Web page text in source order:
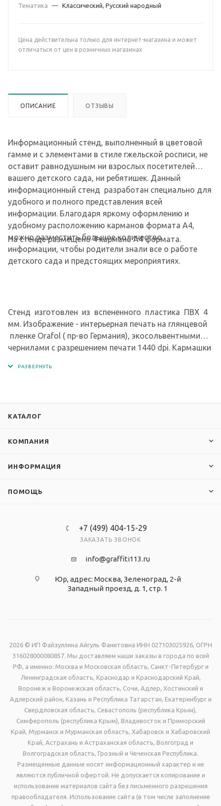
Тематика
— Классический, Русский народный
Цена действительна только для интернет-магазина и может
отличаться от цен в розничных магазинах
ОПИСАНИЕ ОТЗЫВЫ
Информационный стенд, выполненный в цветовой
гамме и с элементами в стиле гжельской росписи, не
оставит равнодушным ни взрослых посетителей
вашего детского сада, ни ребятишек. Данный
информационный стенд разработан специально для
удобного и полного представления всей
информации. Благодаря яркому оформлению и
удобному расположению карманов формата А4,
можно разместить большое количество
информации, чтобы родители знали все о работе
детского сада и предстоящих мероприятиях.
На стенде размещено 4 кармана А4 формата.
Стенд изготовлен из вспененного пластика ПВХ 4
мм. Изображение - интерьерная печать на глянцевой
пленке Orafol ( пр-во Германия), экосольвентными
чернилами с разрешением печати 1440 dpi. Кармашки
прозрачного материала - ПЭТ.
КАТАЛОГ
КОМПАНИЯ
ИНФОРМАЦИЯ
ПОМОЩЬ
+7 (499) 404-15-29
ЗАКАЗАТЬ ЗВОНОК
info@graffiti113.ru
Юр, адрес: Москва, Зеленоград, 2-й
Западный проезд, д. 1, стр. 1
2026 © ИП Файзуллина Айгуль Фанитовна ИНН 027103025926, ОГРН
316028000080857. Мы доставляем наши заказы в города по всей
РФ, а именно: Москва и Московская область, Санкт-Петербург и
Ленинградская область, Краснодар и Краснодарский Край,
Воронеж и Воронежская область, Сочи, Адлер, Хостинский и
Адлерский район, Казань и Республика Татарстан, Екатеринбург и
Свердловская область, Севастополь (республика Крым),
Симферополь (республика Крым), Владивосток и Приморский
Край, Мурманск и Мурманская область, Хабаровск и Хабаровский
Край, Астрахань и Астраханская область, Волгоград и
Волгоградская область, Грозный и Чеченская Республика.
Размещенные данные носят информационный характер и не
являются публичной офертой. Не допускается копирование и
использование материалов сайта без письменного разрешения
правообладателя. Использование сайта (в том числе заполнение